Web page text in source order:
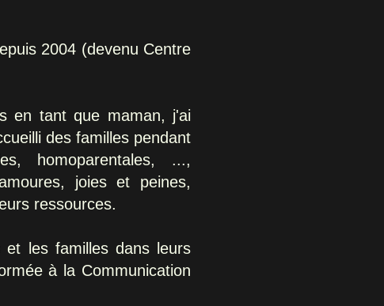
2004 (devenu Centre
en tant que maman, j'ai
des familles pendant
homoparentales, ...,
joies et peines,
ressources.
et les familles dans leurs
à la Communication